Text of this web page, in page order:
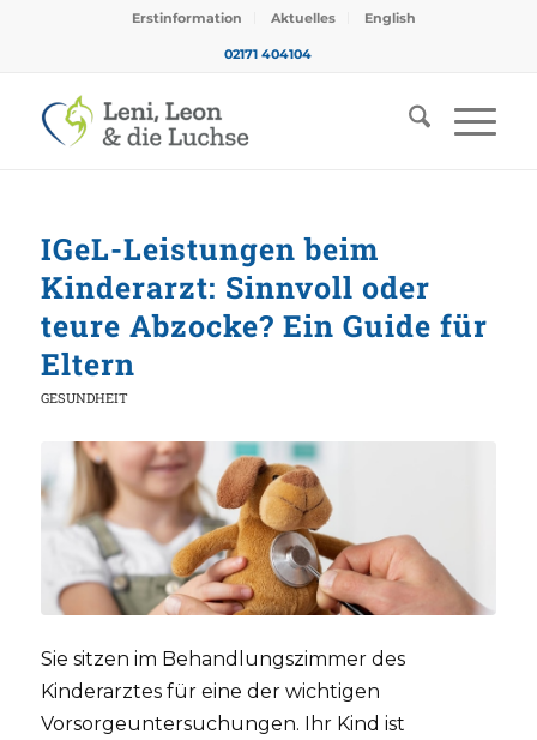
Erstinformation Aktuelles English
02171 404104
IGeL-Leistungen beim
Kinderarzt: Sinnvoll oder
teure Abzocke? Ein Guide für
Eltern
GESUNDHEIT
Sie sitzen im Behandlungszimmer des
Kinderarztes für eine der wichtigen
Vorsorgeuntersuchungen. Ihr Kind ist